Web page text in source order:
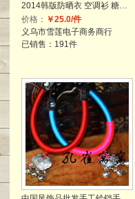
2014韩版防晒衣 空调衫 糖果色卡通 女防晒衣连帽披肩式开衫批发
价格： ￥25.0/件
义乌市雪莲电子商务商行
已销售：191件